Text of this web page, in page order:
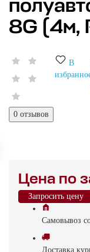
8G (4м,
0 отзывов
В
Цена по
Запросить цену
Самовывоз
Доставка